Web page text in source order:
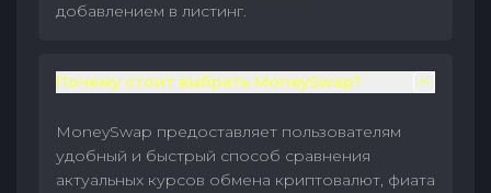
добавлением в листинг.
Почему стоит выбрать MoneySwap?
MoneySwap предоставляет пользователям
удобный и быстрый способ сравнения
актуальных курсов обмена криптовалют, фиата